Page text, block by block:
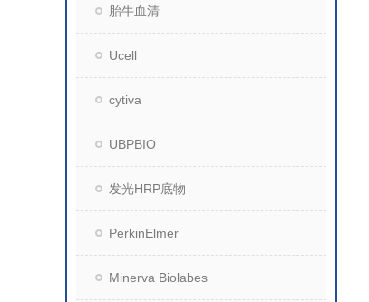
胎牛血清
Ucell
cytiva
UBPBIO
发光HRP底物
PerkinElmer
Minerva Biolabes